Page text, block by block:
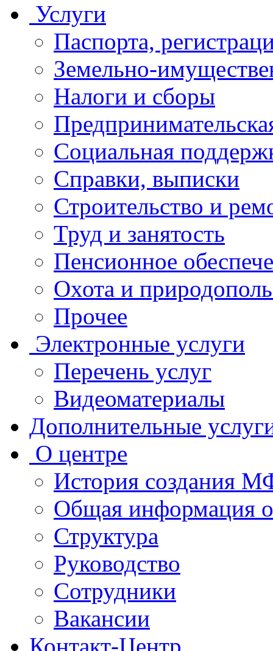
Услуги
Паспорта,
Земельно-
Налоги и сборы
Социальная
Справки, выписки
Строительство и
Труд и занятость
Пенсионное
Охота и
Прочее
Электронные услуги
Перечень услуг
Видеоматериалы
Дополнительные
О центре
История создания
Общая
Структура
Руководство
Сотрудники
Вакансии